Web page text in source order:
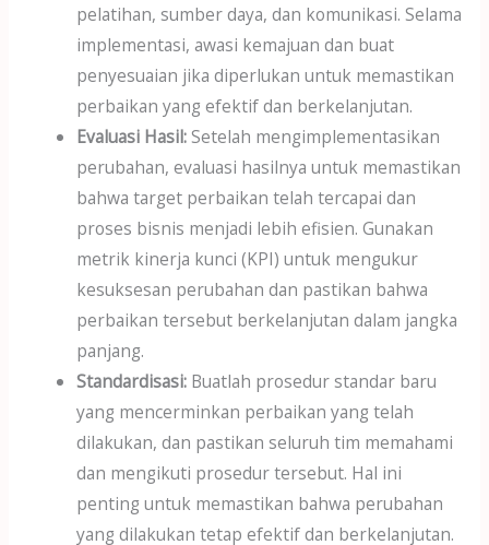
pelatihan, sumber daya, dan komunikasi. Selama
implementasi, awasi kemajuan dan buat
penyesuaian jika diperlukan untuk memastikan
perbaikan yang efektif dan berkelanjutan.
Evaluasi Hasil: Setelah mengimplementasikan
perubahan, evaluasi hasilnya untuk memastikan
bahwa target perbaikan telah tercapai dan
proses bisnis menjadi lebih efisien. Gunakan
metrik kinerja kunci (KPI) untuk mengukur
kesuksesan perubahan dan pastikan bahwa
perbaikan tersebut berkelanjutan dalam jangka
panjang.
Standardisasi: Buatlah prosedur standar baru
yang mencerminkan perbaikan yang telah
dilakukan, dan pastikan seluruh tim memahami
dan mengikuti prosedur tersebut. Hal ini
penting untuk memastikan bahwa perubahan
yang dilakukan tetap efektif dan berkelanjutan.